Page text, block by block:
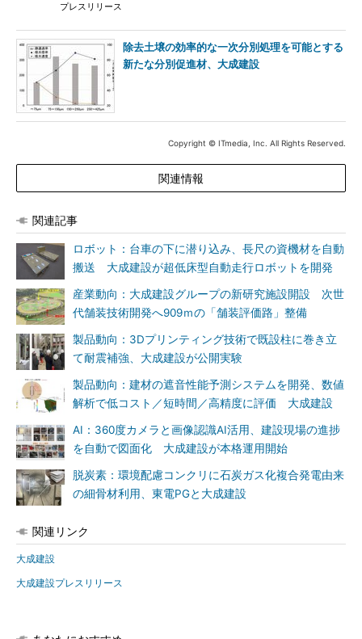
プレスリリース
除去土壌の効率的な一次分別処理を可能とする
新たな分別促進材、大成建設
Copyright © ITmedia, Inc. All Rights Reserved.
関連情報
関連記事
ロボット：台車の下に潜り込み、長尺の資機材を自動
搬送 大成建設が超低床型自動走行ロボットを開発
産業動向：大成建設グループの新研究施設開設 次世
代舗装技術開発へ909ｍの「舗装評価路」整備
製品動向：3Dプリンティング技術で既設柱に巻き立
て耐震補強、大成建設が公開実験
製品動向：建材の遮音性能予測システムを開発、数値
解析で低コスト／短時間／高精度に評価 大成建設
AI：360度カメラと画像認識AI活用、建設現場の進捗
を自動で図面化 大成建設が本格運用開始
脱炭素：環境配慮コンクリに石炭ガス化複合発電由来
の細骨材利用、東電PGと大成建設
関連リンク
大成建設
大成建設プレスリリース